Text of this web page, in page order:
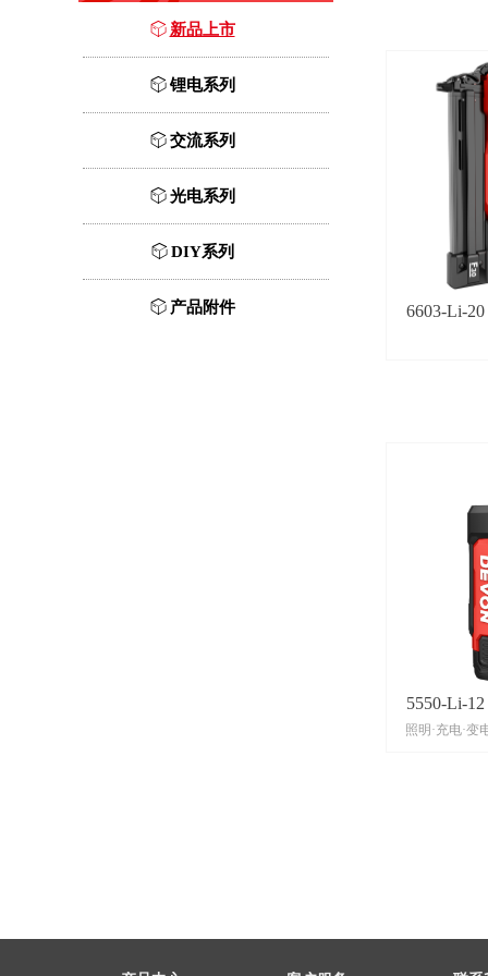
ꁦ 新品上市
ꁦ 锂电系列
ꁦ 交流系列
ꁦ 光电系列
ꁦ DIY系列
ꁦ 产品附件 6603-Li-
5550-Li-
照明·充电·变